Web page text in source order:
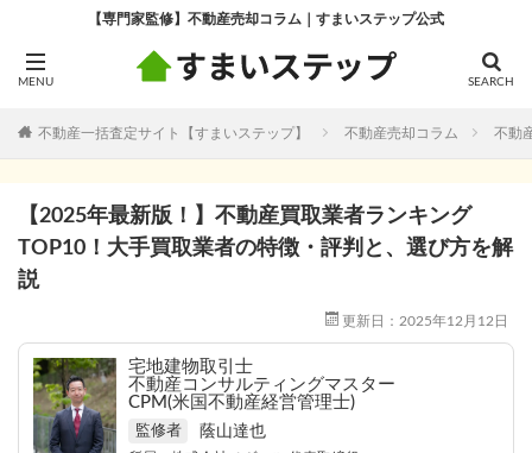
【専門家監修】不動産売却コラム｜すまいステップ公式
不動産一括査定サイト【すまいステップ】 不動産売却コラム 不動
【2025年最新版！】不動産買取業者ランキング
TOP10！大手買取業者の特徴・評判と、選び方を解
説
更新日：2025年12月12日
宅地建物取引士
不動産コンサルティングマスター
CPM(米国不動産経営管理士)
監修者 蔭山達也